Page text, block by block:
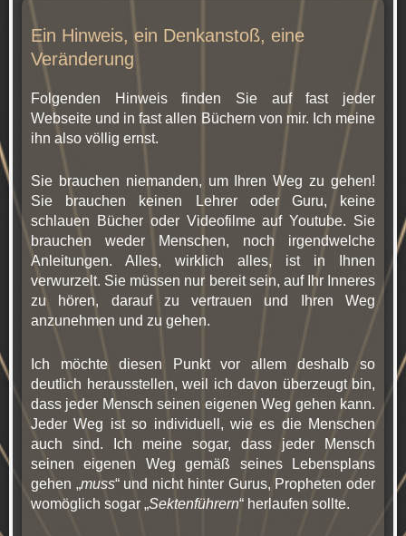
Ein Hinweis, ein Denkanstoß, eine
Veränderung
Folgenden Hinweis finden Sie auf fast jeder
Webseite und in fast allen Büchern von mir. Ich meine
ihn also völlig ernst.
Sie brauchen niemanden, um Ihren Weg zu gehen!
Sie brauchen keinen Lehrer oder Guru, keine
schlauen Bücher oder Videofilme auf Youtube. Sie
brauchen weder Menschen, noch irgendwelche
Anleitungen. Alles, wirklich alles, ist in Ihnen
verwurzelt. Sie müssen nur bereit sein, auf Ihr Inneres
zu hören, darauf zu vertrauen und Ihren Weg
anzunehmen und zu gehen.
Ich möchte diesen Punkt vor allem deshalb so
deutlich herausstellen, weil ich davon überzeugt bin,
dass jeder Mensch seinen eigenen Weg gehen kann.
Jeder Weg ist so individuell, wie es die Menschen
auch sind. Ich meine sogar, dass jeder Mensch
seinen eigenen Weg gemäß seines Lebensplans
gehen „muss“ und nicht hinter Gurus, Propheten oder
womöglich sogar „Sektenführern“ herlaufen sollte.